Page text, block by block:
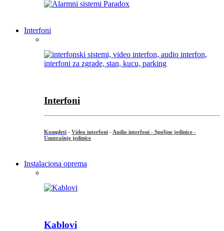
Interfoni
Interfoni
Kompleti - Video interfoni -Audio interfoni - Spoljne jedinice -
Unutrašnje jedinice
Instalaciona oprema
Kablovi